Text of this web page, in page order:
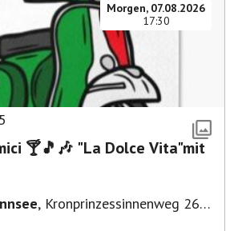
Morgen, 07.08.2026
17:30
Dolce Vita"mit
, Kronprinzessinnenweg 260,